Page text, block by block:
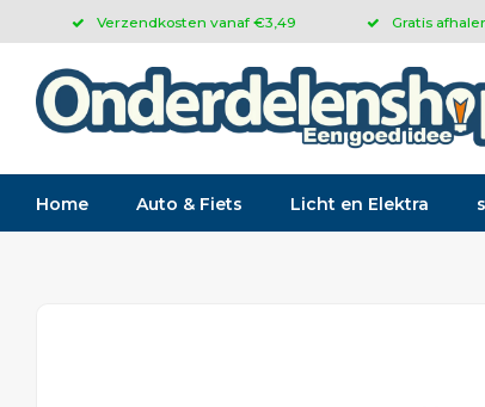
Verzendkosten vanaf €3,49 Gratis
Home Auto & Fiets Licht en Elektra